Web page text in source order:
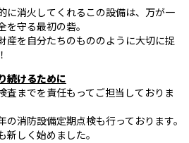
に消火してくれるこの設備は、万が一
守る最初の砦。
産を自分たちのもののように大切に捉
続けるために
査までを責任もってご担当しておりま
消防設備定期点検も行っております。
しく始めました。